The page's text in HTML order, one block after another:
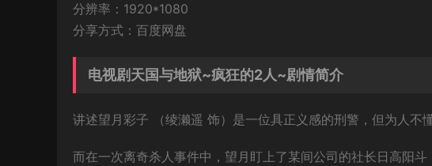
分辨率：1920*1080
分享方式：百度网盘
电视剧天国与地狱~疯狂的2人~剧情简介
讲述望月彩子 （绫濑遥 饰）是一位具正义感的刑警，但为人不
而在一次离奇杀人事件中，望月盯上了某间公司的社长日高阳